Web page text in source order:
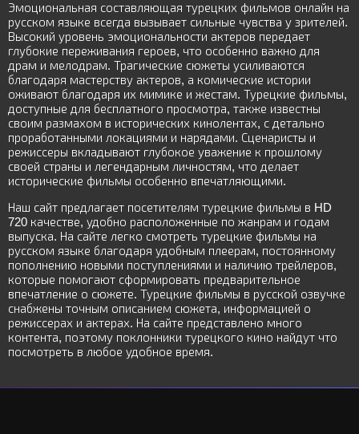
Эмоциональная составляющая турецких фильмов онлайн на
русском языке всегда вызывает сильные чувства у зрителей.
Высокий уровень эмоциональности актеров передает
глубокие переживания героев, что особенно важно для
драм и мелодрам. Трагические сюжеты усиливаются
благодаря мастерству актеров, а комические истории
оживают благодаря их мимике и жестам. Турецкие фильмы,
доступные для бесплатного просмотра, также известны
своим размахом в исторических кинолентах, с детально
проработанными локациями и нарядами. Сценаристы и
режиссеры вкладывают глубокое уважение к прошлому
своей страны и легендарным личностям, что делает
исторические фильмы особенно впечатляющими.
Наш сайт предлагает посетителям турецкие фильмы в HD
720 качестве, удобно расположенные по жанрам и годам
выпуска. На сайте легко смотреть турецкие фильмы на
русском языке благодаря удобным плеерам, постоянному
пополнению новыми поступлениями и наличию трейлеров,
которые помогают сформировать предварительное
впечатление о сюжете. Турецкие фильмы в русской озвучке
снабжены точным описанием сюжета, информацией о
режиссерах и актерах. На сайте представлено много
контента, поэтому поклонники турецкого кино найдут что
посмотреть в любое удобное время.